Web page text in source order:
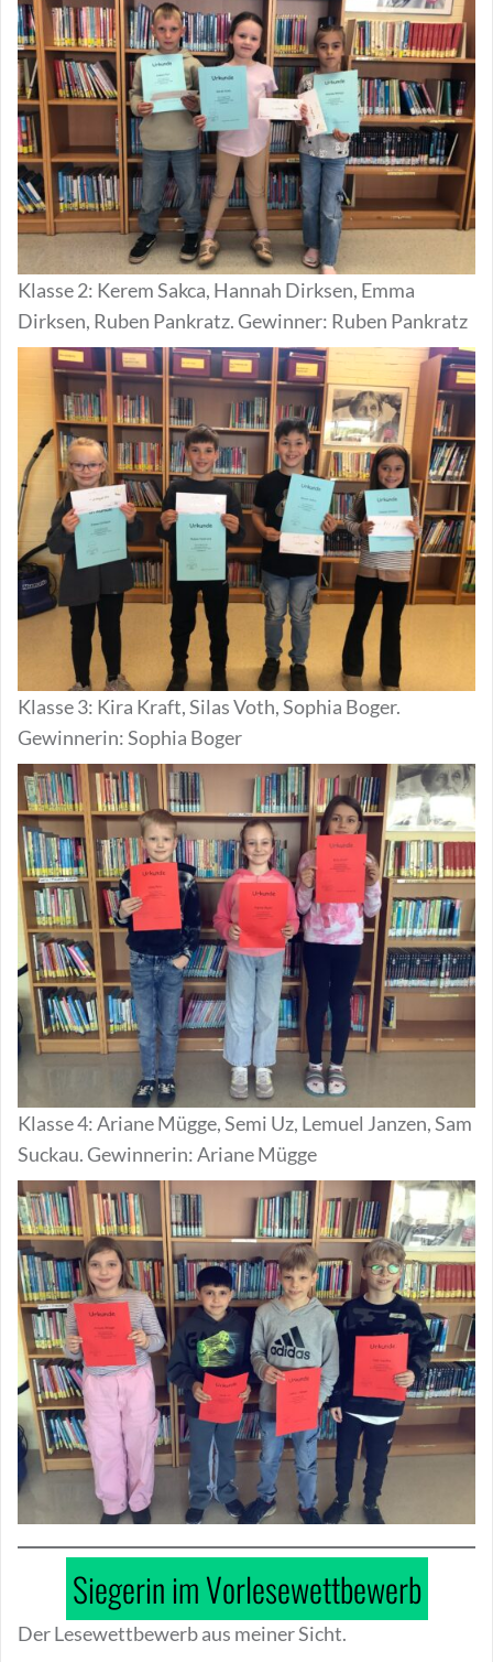
Klasse 2: Kerem Sakca, Hannah Dirksen, Emma
Dirksen, Ruben Pankratz. Gewinner: Ruben Pankratz
Klasse 3: Kira Kraft, Silas Voth, Sophia Boger.
Gewinnerin: Sophia Boger
Klasse 4: Ariane Mügge, Semi Uz, Lemuel Janzen, Sam
Suckau. Gewinnerin: Ariane Mügge
Siegerin im Vorlesewettbewerb
Der Lesewettbewerb aus meiner Sicht.